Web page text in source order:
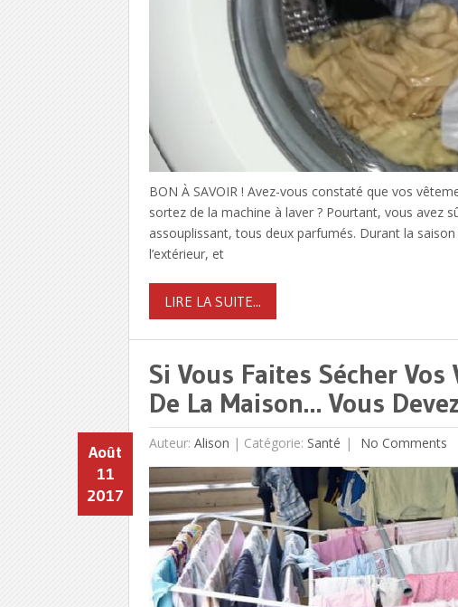
BON À SAVOIR ! Avez-vous constaté que vos
sortez de la machine à laver ? Pourtant, vous avez
assouplissant, tous deux parfumés. Durant la
l’extérieur, et
LIRE LA SUITE...
Si Vous Faites Sécher
De La Maison… Vous
Auteur: Alison |
Août
11
2017
Catégorie: Santé No Comments